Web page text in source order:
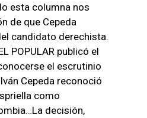
esta columna nos
de que Cepeda
candidato derechista.
POPULAR publicó el
el escrutinio
Cepeda reconoció
como
decisión,